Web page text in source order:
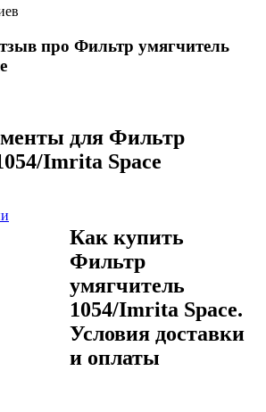
про Фильтр умягчитель
для Фильтр
Imrita Space
Как купить
Фильтр
умягчитель
1054/Imrita Space.
Условия доставки
и оплаты